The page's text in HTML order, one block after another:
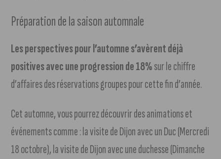
Préparation de la saison automnale
Les perspectives pour l’automne s’avèrent déjà
positives avec une progression de 18%sur le chiffre
d’affaires des réservations groupes pour cette fin d’année.
Cet automne, vous pourrez découvrir des animations et
événements comme : la visite de Dijon avec un Duc (Mercredi
18 octobre), la visite de Dijon avec une duchesse (Dimanche